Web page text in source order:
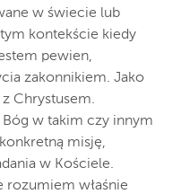
w świecie lub
kontekście kiedy
pewien,
zakonnikiem. Jako
Chrystusem.
Bóg w takim czy innym
misję,
w Kościele.
rozumiem właśnie